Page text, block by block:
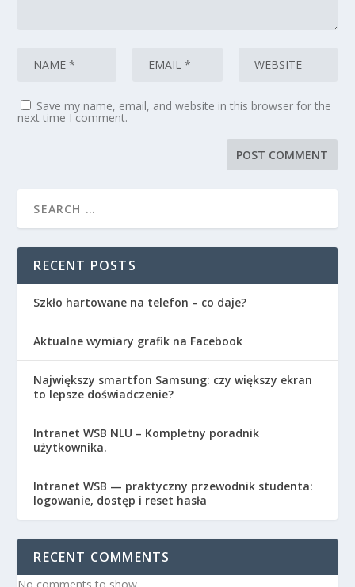
Save my name, email, and website in this browser for the
next time I comment.
RECENT POSTS
Szkło hartowane na telefon – co daje?
Aktualne wymiary grafik na Facebook
Największy smartfon Samsung: czy większy ekran
to lepsze doświadczenie?
Intranet WSB NLU – Kompletny poradnik
użytkownika.
Intranet WSB — praktyczny przewodnik studenta:
logowanie, dostęp i reset hasła
RECENT COMMENTS